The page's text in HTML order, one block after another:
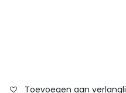
Toevoegen aan